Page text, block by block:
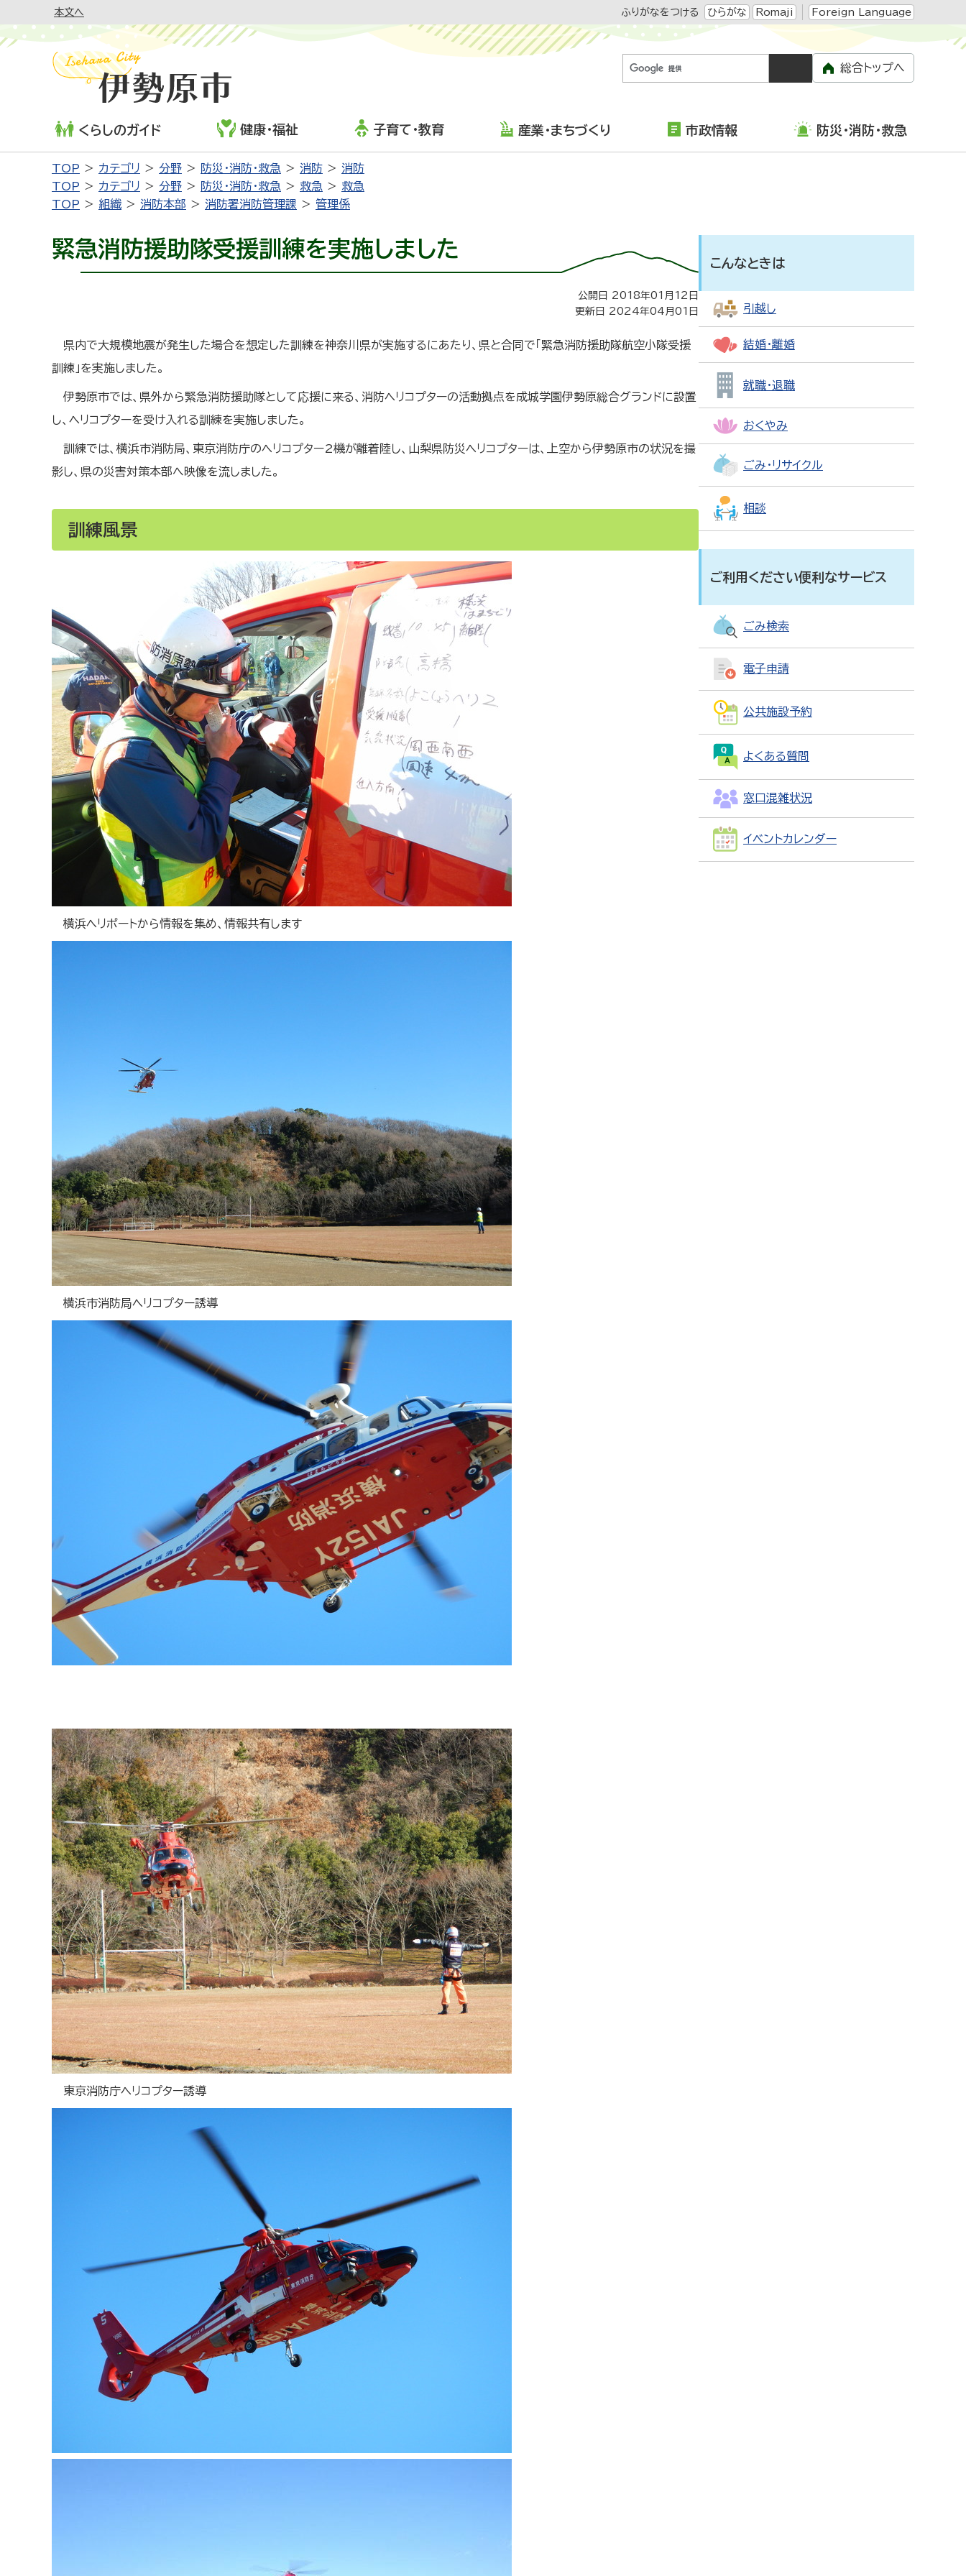
本文へ ふりがなをつける ひらがな Romaji Foreign Language
総合トップへ
くらしのガイド 健康・福祉 子育て・教育 産業・まちづくり 市政情報 防災・消防・救急
TOP カテゴリ 分野 防災・消防・救急 消防
消防
TOP
カテゴリ 分野 防災・消防・救急 救急
救急
TOP
組織 消防本部 消防署消防管理課 管理係
緊急消防援助隊受援訓練を実施しました
公開日 2018年01月12日
更新日 2024年04月01日
県内で大規模地震が発生した場合を想定した訓練を神奈川県が実施するにあたり、県と合同で「緊急消防援助隊航空小隊受援
訓練」を実施しました。
伊勢原市では、県外から緊急消防援助隊として応援に来る、消防ヘリコプターの活動拠点を成城学園伊勢原総合グランドに設置
し、ヘリコプターを受け入れる訓練を実施しました。
訓練では、横浜市消防局、東京消防庁のヘリコプター2機が離着陸し、山梨県防災ヘリコプターは、上空から伊勢原市の状況を撮
影し、県の災害対策本部へ映像を流しました。
訓練風景
横浜ヘリポートから情報を集め、情報共有します
横浜市消防局ヘリコプター誘導
東京消防庁ヘリコプター誘導
こんなときは
引越し
結婚・離婚
就職・退職
おくやみ
ごみ・リサイクル
相談
ご利用ください便利なサービス
ごみ検索
電子申請
公共施設予約
よくある質問
窓口混雑状況
イベントカレンダー